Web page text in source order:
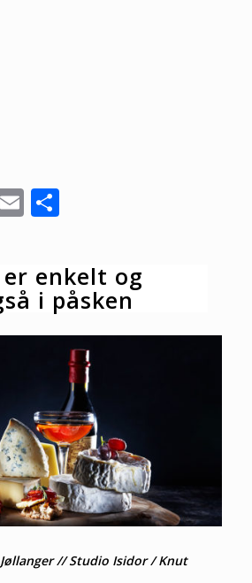
EmailShare
enkelt og
i påsken
// Studio Isidor / Knut